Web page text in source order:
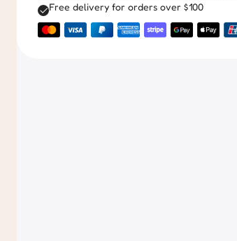
Free delivery for orders over $100